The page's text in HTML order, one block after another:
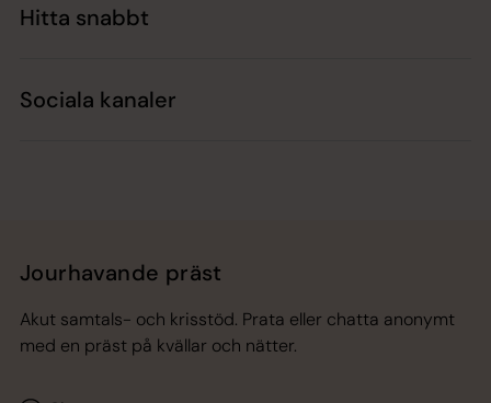
Hitta snabbt
Sociala kanaler
Jourhavande präst
Akut samtals- och krisstöd. Prata eller chatta anonymt
med en präst på kvällar och nätter.